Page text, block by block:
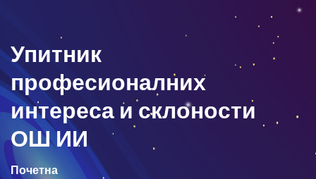
Упитник
професионалних
интереса и склоности
ОШ ИИ
Почетна